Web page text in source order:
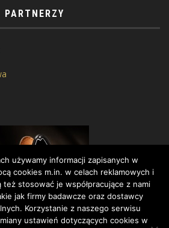
PARTNERZY
używamy informacji zapisanych w
cookies m.in. w celach reklamowych i
stosować je współpracujące z nami
jak firmy badawcze oraz dostawcy
Korzystanie z naszego serwisu
ustawień dotyczących cookies w